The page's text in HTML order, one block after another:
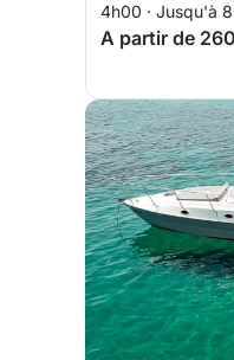
4h00 · Jusqu'à
A partir de